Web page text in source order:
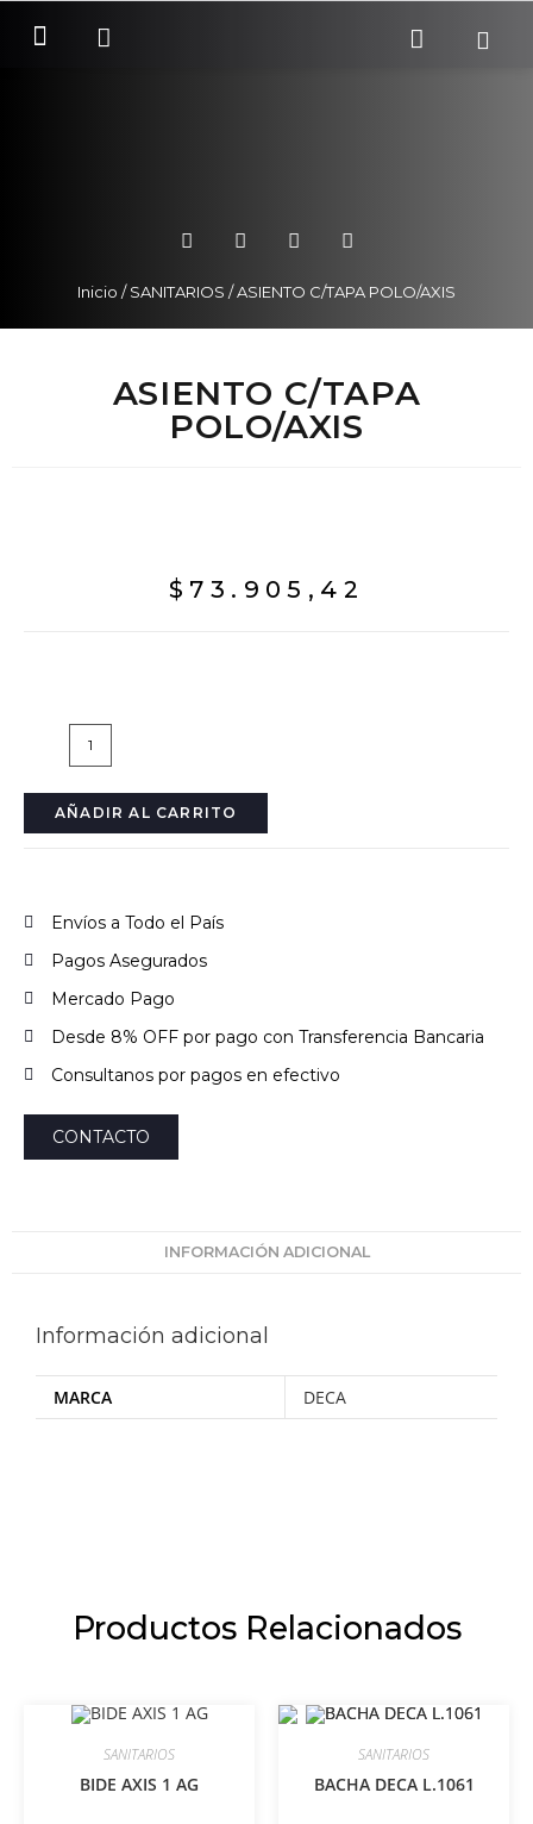
Inicio /SANITARIOS / ASIENTO C/TAPA POLO/AXIS
ASIENTO C/TAPA
POLO/AXIS
$ 73.905,42
AÑADIR AL CARRITO
Envíos a Todo el País
Pagos Asegurados
Mercado Pago
Desde 8% OFF por pago con Transferencia Bancaria
Consultanos por pagos en efectivo
CONTACTO
INFORMACIÓN ADICIONAL
Información adicional
MARCA DECA
Productos Relacionados
SANITARIOS
BIDE AXIS 1 AG
SANITARIOS
BACHA DECA L.1061